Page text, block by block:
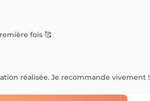
fois 🥰
réalisée. Je recommande vivement !